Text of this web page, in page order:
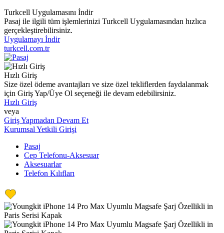
Turkcell Uygulamasını İndir
Pasaj ile ilgili tüm işlemlerinizi Turkcell Uygulamasından hızlıca
gerçekleştirebilirsiniz.
Uygulamayı İndir
turkcell.com.tr
Hızlı Giriş
Size özel ödeme avantajları ve size özel tekliflerden faydalanmak
için Giriş Yap/Üye Ol seçeneği ile devam edebilirsiniz.
Hızlı Giriş
veya
Giriş Yapmadan Devam Et
Kurumsal Yetkili Girişi
Pasaj
Cep Telefonu-Aksesuar
Aksesuarlar
Telefon Kılıfları